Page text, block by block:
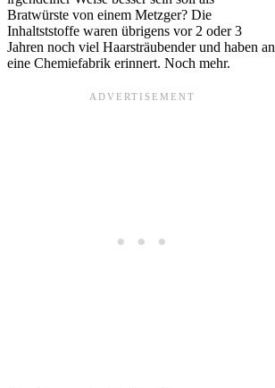
Bratwürste von einem Metzger? Die
Inhaltststoffe waren übrigens vor 2 oder 3
Jahren noch viel Haarsträubender und haben an
eine Chemiefabrik erinnert. Noch mehr.